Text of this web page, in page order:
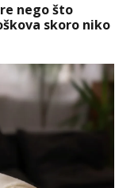
nego što
skoro niko